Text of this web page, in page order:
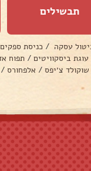
תבשילים
עסקה / כניסת ספקים
עוגת ביסקוויטים / תפוח
שוקולד צ׳יפס / אלפחורס /